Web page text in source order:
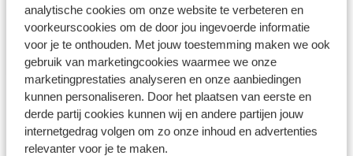
analytische cookies om onze website te verbeteren en
voorkeurscookies om de door jou ingevoerde informatie
voor je te onthouden. Met jouw toestemming maken we ook
gebruik van marketingcookies waarmee we onze
marketingprestaties analyseren en onze aanbiedingen
kunnen personaliseren. Door het plaatsen van eerste en
derde partij cookies kunnen wij en andere partijen jouw
internetgedrag volgen om zo onze inhoud en advertenties
relevanter voor je te maken.
Rhodos - Griekenland
Turkse Riviera - Turkije